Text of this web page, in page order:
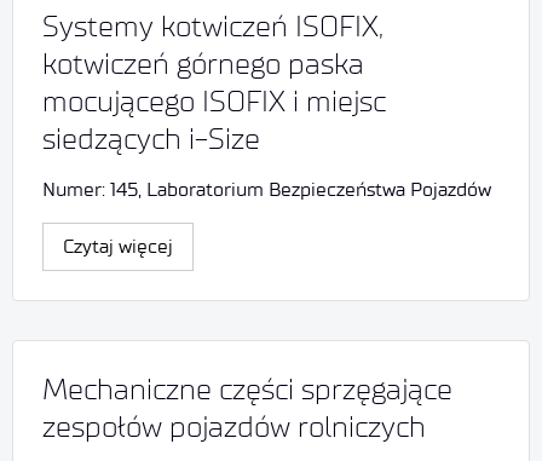
Systemy kotwiczeń ISOFIX,
kotwiczeń górnego paska
mocującego ISOFIX i miejsc
siedzących i-Size
Numer: 145, Laboratorium Bezpieczeństwa Pojazdów
Czytaj więcej
Mechaniczne części sprzęgające
zespołów pojazdów rolniczych